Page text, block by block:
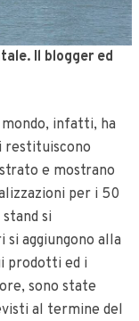
Il blogger ed
infatti, ha
restituiscono
e mostrano
per i 50
si
aggiungono alla
prodotti ed i
sono state
al termine del